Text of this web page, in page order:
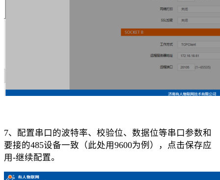
7、 配置串口的波特率、校验位、数据位等串口参数和
要接的485设备一致（此处用9600为例），点击保存应
用-继续配置。